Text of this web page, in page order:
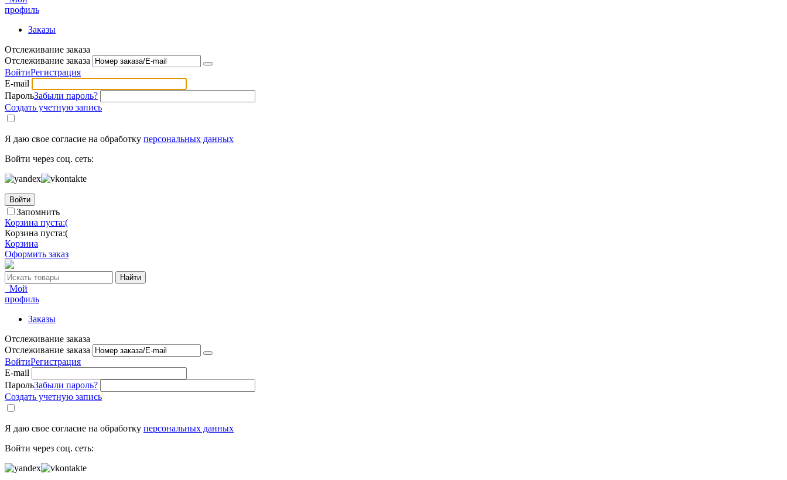
профиль
Заказы
Отслеживание заказа
Отслеживание заказа
ВойтиРегистрация
E-mail
ПарольЗабыли пароль?
Создать учетную запись
Я даю свое согласие на обработку персональных данных
Войти через соц. сеть:
Войти
Запомнить
Корзина пуста:(
Корзина пуста:(
Корзина
Оформить заказ
Найти
Мой
профиль
Заказы
Отслеживание заказа
Отслеживание заказа
ВойтиРегистрация
E-mail
ПарольЗабыли пароль?
Создать учетную запись
Я даю свое согласие на обработку персональных данных
Войти через соц. сеть: